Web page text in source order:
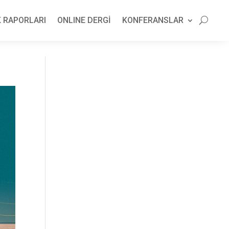
ONLINE DERGİ KONFERANSLAR